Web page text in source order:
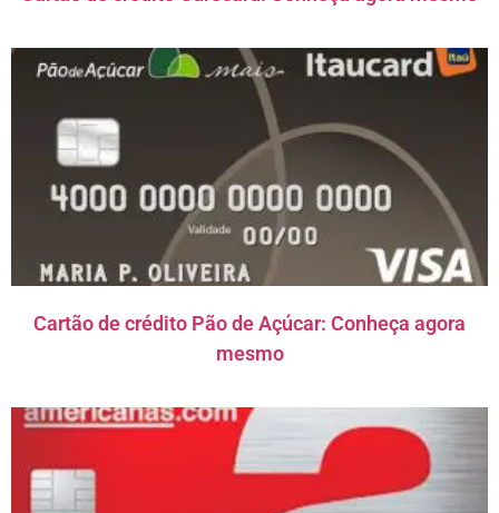
Cartão de crédito Pão de Açúcar: Conheça agora
mesmo